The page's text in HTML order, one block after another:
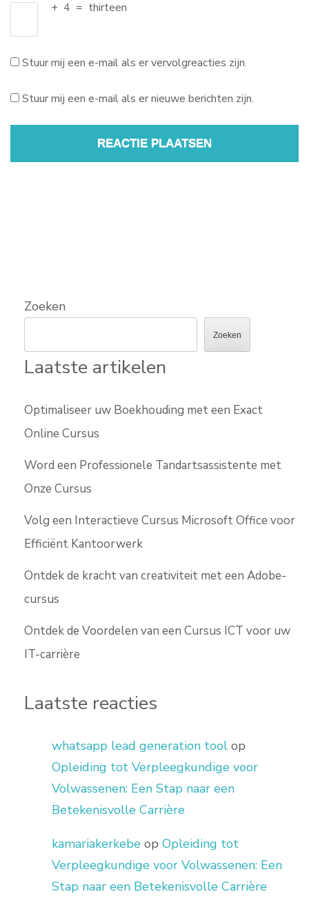
+ 4 = thirteen
Stuur mij een e-mail als er vervolgreacties zijn.
Stuur mij een e-mail als er nieuwe berichten zijn.
Zoeken
Zoeken
Laatste artikelen
Optimaliseer uw Boekhouding met een Exact
Online Cursus
Word een Professionele Tandartsassistente met
Onze Cursus
Volg een Interactieve Cursus Microsoft Office voor
Efficiënt Kantoorwerk
Ontdek de kracht van creativiteit met een Adobe-
cursus
Ontdek de Voordelen van een Cursus ICT voor uw
IT-carrière
Laatste reacties
whatsapp lead generation tool op
Opleiding tot Verpleegkundige voor
Volwassenen: Een Stap naar een
Betekenisvolle Carrière
kamariakerkebe op Opleiding tot
Verpleegkundige voor Volwassenen: Een
Stap naar een Betekenisvolle Carrière